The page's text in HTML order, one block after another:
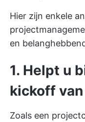
Hier zijn enkele
en
1. Helpt u
kickoff
Zoals een